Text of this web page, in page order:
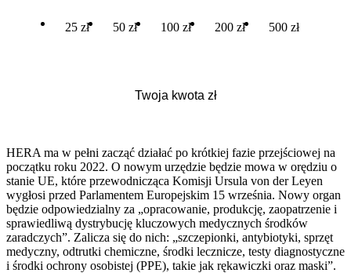
25 zł 50 zł 100 zł 200 zł 500 zł
HERA ma w pełni zacząć działać po krótkiej fazie przejściowej na
początku roku 2022. O nowym urzędzie będzie mowa w orędziu o
stanie UE, które przewodnicząca Komisji Ursula von der Leyen
wygłosi przed Parlamentem Europejskim 15 września. Nowy organ
będzie odpowiedzialny za „opracowanie, produkcję, zaopatrzenie i
sprawiedliwą dystrybucję kluczowych medycznych środków
zaradczych”. Zalicza się do nich: „szczepionki, antybiotyki, sprzęt
medyczny, odtrutki chemiczne, środki lecznicze, testy diagnostyczne
i środki ochrony osobistej (PPE), takie jak rękawiczki oraz maski”.